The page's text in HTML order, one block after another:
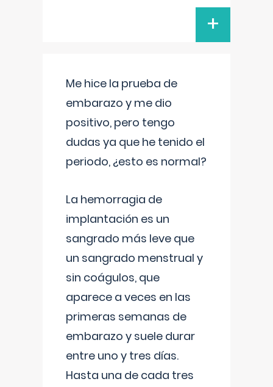
+
Me hice la prueba de
embarazo y me dio
positivo, pero tengo
dudas ya que he tenido el
periodo, ¿esto es normal?
La hemorragia de
implantación es un
sangrado más leve que
un sangrado menstrual y
sin coágulos, que
aparece a veces en las
primeras semanas de
embarazo y suele durar
entre uno y tres días.
Hasta una de cada tres